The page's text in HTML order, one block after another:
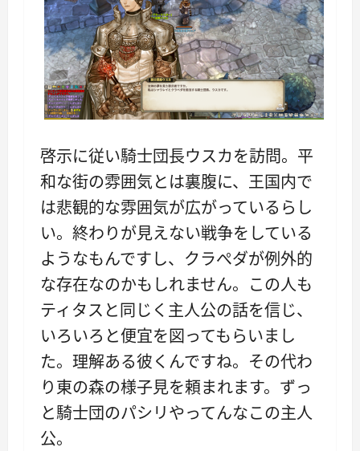
啓示に従い騎士団長ウスカを訪問。平
和な街の雰囲気とは裏腹に、王国内で
は悲観的な雰囲気が広がっているらし
い。終わりが見えない戦争をしている
ようなもんですし、クラぺダが例外的
な存在なのかもしれません。この人も
ティタスと同じく主人公の話を信じ、
いろいろと便宜を図ってもらいまし
た。理解ある彼くんですね。その代わ
り東の森の様子見を頼まれます。ずっ
と騎士団のパシリやってんなこの主人
公。